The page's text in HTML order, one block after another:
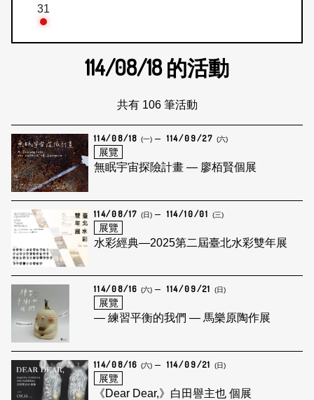
31
114/08/18的活動
共有 106 筆活動
114/08/18 (一) 114/09/27 (六)
展覽
無眠宇宙探險計畫 — 廖栢賢個展
114/08/17 (日) 114/10/01 (三)
展覽
水彩經典—2025第二屆臺北水彩雙年展
114/08/16 (六) 114/09/21 (日)
展覽
— 練習平衡的我們 — 馬樂原陶作展
114/08/16 (六) 114/09/21 (日)
展覽
《Dear Dear,》白田譽主也 個展